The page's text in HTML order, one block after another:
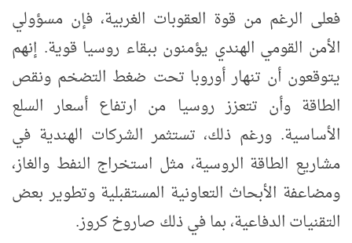
فعلى الرغم من قوة العقوبات الغربية، فإن مسؤولي
الأمن القومي الهندي يؤمنون ببقاء روسيا قوية. إنهم
يتوقعون أن تنهار أوروبا تحت ضغط التضخم ونقص
الطاقة وأن تتعزز روسيا من ارتفاع أسعار السلع
الأساسية. ورغم ذلك، تستثمر الشركات الهندية في
مشاريع الطاقة الروسية، مثل استخراج النفط والغاز،
ومضاعفة الأبحاث التعاونية المستقبلية وتطوير بعض
التقنيات الدفاعية، بما في ذلك صاروخ كروز.